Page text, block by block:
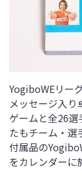
YogiboWEリー
メッセージ入り
ゲームと全26
たもチーム・選
付属品の
をカレンダーに